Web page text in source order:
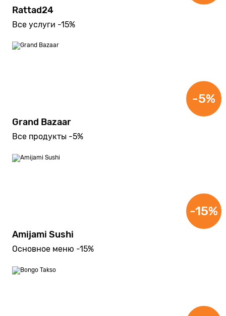
Rattad24
Все услуги -15%
Grand Bazaar
Все продукты -5%
-5%
Amijami Sushi
Основное меню -15%
-15%